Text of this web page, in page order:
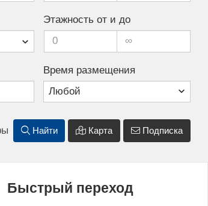
Этажность от и до
Время размещения
Найти Карта Подписка
Быстрый переход